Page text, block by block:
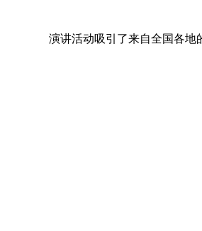
演讲活动吸引了来自全国各地